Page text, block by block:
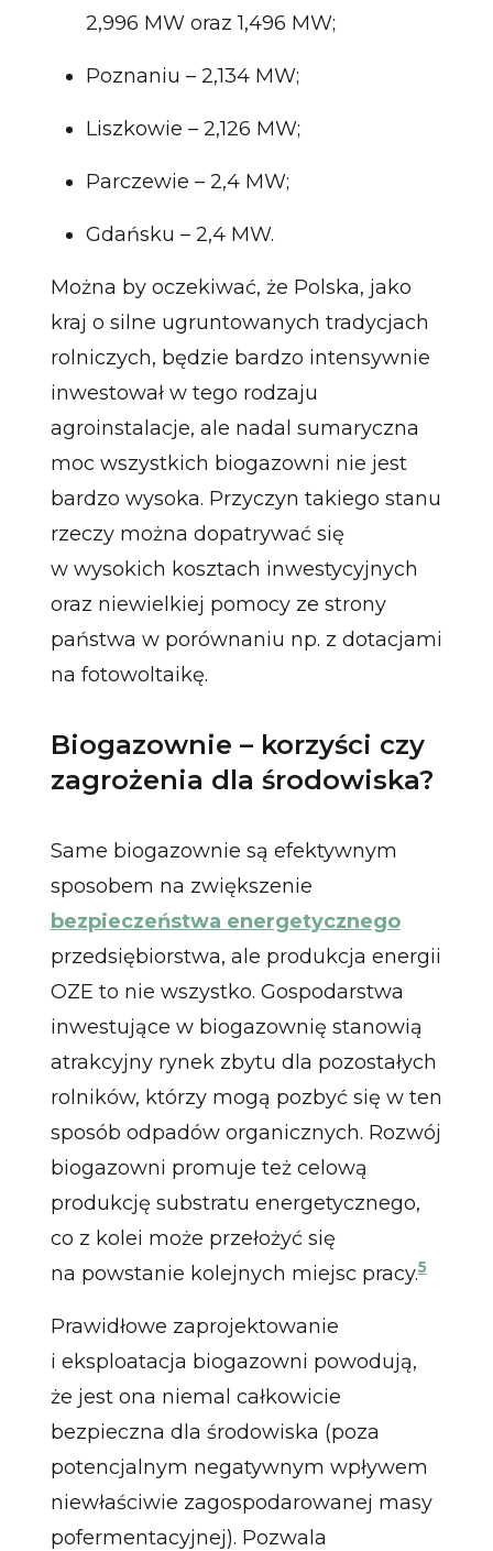
2,996 MW oraz 1,496 MW;
Poznaniu – 2,134 MW;
Liszkowie – 2,126 MW;
Parczewie – 2,4 MW;
Gdańsku – 2,4 MW.
Można by oczekiwać, że Polska, jako
kraj o silne ugruntowanych tradycjach
rolniczych, będzie bardzo intensywnie
inwestował w tego rodzaju
agroinstalacje, ale nadal sumaryczna
moc wszystkich biogazowni nie jest
bardzo wysoka. Przyczyn takiego stanu
rzeczy można dopatrywać się
w wysokich kosztach inwestycyjnych
oraz niewielkiej pomocy ze strony
państwa w porównaniu np. z dotacjami
na fotowoltaikę.
Biogazownie – korzyści czy
zagrożenia dla środowiska?
Same biogazownie są efektywnym
sposobem na zwiększenie
bezpieczeństwa energetycznego
przedsiębiorstwa, ale produkcja energii
OZE to nie wszystko. Gospodarstwa
inwestujące w biogazownię stanowią
atrakcyjny rynek zbytu dla pozostałych
rolników, którzy mogą pozbyć się w ten
sposób odpadów organicznych. Rozwój
biogazowni promuje też celową
produkcję substratu energetycznego,
co z kolei może przełożyć się
na powstanie kolejnych miejsc pracy.5
Prawidłowe zaprojektowanie
i eksploatacja biogazowni powodują,
że jest ona niemal całkowicie
bezpieczna dla środowiska (poza
potencjalnym negatywnym wpływem
niewłaściwie zagospodarowanej masy
pofermentacyjnej). Pozwala